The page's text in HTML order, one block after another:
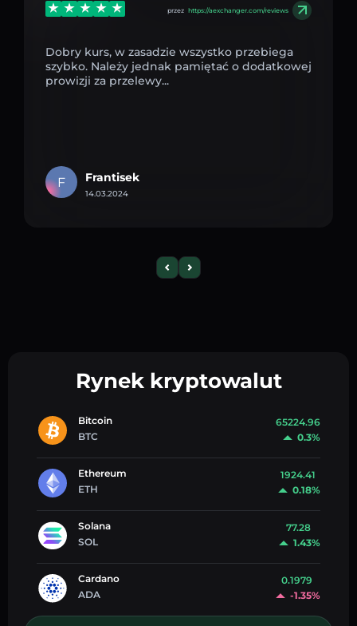
przez https://aexchanger.com/reviews
Dobry kurs, w zasadzie wszystko przebiega
szybko. Należy jednak pamiętać o dodatkowej
prowizji za przelewy...
F Frantisek
14.03.2024
Rynek kryptowalut
Bitcoin
BTC
65224.96
0.3%
Ethereum
ETH
1924.41
0.18%
Solana
SOL
77.28
1.43%
Cardano
ADA
0.1979
-1.35%